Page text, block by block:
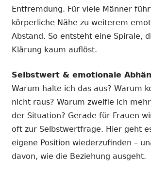
Entfremdung. Für viele Männer
körperliche Nähe zu weiterem
Abstand. So entsteht eine Spirale,
Klärung kaum auflöst.
Selbstwert & emotionale
Warum halte ich das aus? Warum
nicht raus? Warum zweifle ich
der Situation? Gerade für Frauen
oft zur Selbstwertfrage. Hier geht
eigene Position wiederzufinden –
davon, wie die Beziehung ausgeht.